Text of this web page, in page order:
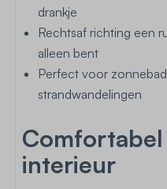
drankje
Rechtsaf richting een
alleen bent
Perfect voor
strandwandelingen
interieur